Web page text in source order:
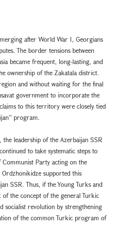
after World War I, Georgians
The border tensions between
became frequent, long-lasting, and
ownership of the Zakatala district.
and without waiting for the final
government to incorporate the
to this territory were closely tied
program.
leadership of the Azerbaijan SSR
to take systematic steps to
Party acting on the
supported this
SSR. Thus, if the Young Turks and
of the concept of the general Turkic
socialist revolution by strengthening
of the common Turkic program of